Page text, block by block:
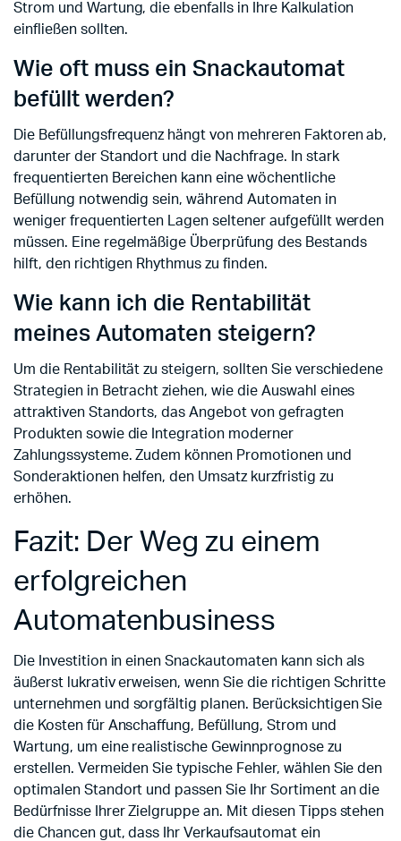
Strom und Wartung, die ebenfalls in Ihre Kalkulation
einfließen sollten.
Wie oft muss ein Snackautomat
befüllt werden?
Die Befüllungsfrequenz hängt von mehreren Faktoren ab,
darunter der Standort und die Nachfrage. In stark
frequentierten Bereichen kann eine wöchentliche
Befüllung notwendig sein, während Automaten in
weniger frequentierten Lagen seltener aufgefüllt werden
müssen. Eine regelmäßige Überprüfung des Bestands
hilft, den richtigen Rhythmus zu finden.
Wie kann ich die Rentabilität
meines Automaten steigern?
Um die Rentabilität zu steigern, sollten Sie verschiedene
Strategien in Betracht ziehen, wie die Auswahl eines
attraktiven Standorts, das Angebot von gefragten
Produkten sowie die Integration moderner
Zahlungssysteme. Zudem können Promotionen und
Sonderaktionen helfen, den Umsatz kurzfristig zu
erhöhen.
Fazit: Der Weg zu einem
erfolgreichen
Automatenbusiness
Die Investition in einen Snackautomaten kann sich als
äußerst lukrativ erweisen, wenn Sie die richtigen Schritte
unternehmen und sorgfältig planen. Berücksichtigen Sie
die Kosten für Anschaffung, Befüllung, Strom und
Wartung, um eine realistische Gewinnprognose zu
erstellen. Vermeiden Sie typische Fehler, wählen Sie den
optimalen Standort und passen Sie Ihr Sortiment an die
Bedürfnisse Ihrer Zielgruppe an. Mit diesen Tipps stehen
die Chancen gut, dass Ihr Verkaufsautomat ein